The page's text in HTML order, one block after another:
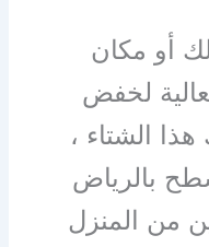
أو مكان
لخفض
الشتاء ،
بالرياض
من المنزل